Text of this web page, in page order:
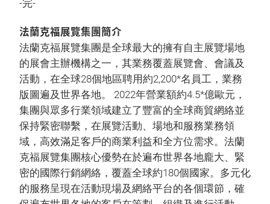
-完-
法蘭克福展覽集團簡介
法蘭克福展覽集團是全球最大的擁有自主展覽場地
的展會主辦機構之一，其業務覆蓋展覽會、會議及
活動，在全球28個地區聘用約2,200*名員工，業務
版圖遍及世界各地。 2022年營業額約4.5*億歐元，
集團與眾多行業領域建立了豐富的全球商貿網絡並
保持緊密聯繫，在展覽活動、場地和服務業務領
域，高效滿足客戶的商業利益和全方位需求。法蘭
克福展覽集團核心優勢在於遍布世界各地龐大、緊
密的國際行銷網絡，覆蓋全球約180個國家。多元化
的服務呈現在活動現場及網絡平台的各個環節，確